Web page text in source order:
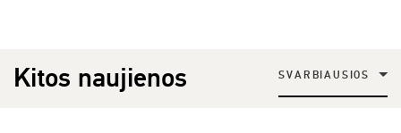
Kitos naujienos SVARBIAUSIOS